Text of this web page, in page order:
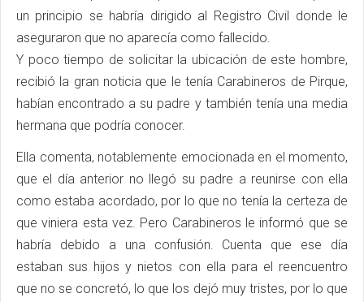
un principio se habría dirigido al Registro Civil donde le
aseguraron que no aparecía como fallecido.
Y poco tiempo de solicitar la ubicación de este hombre,
recibió la gran noticia que le tenía Carabineros de Pirque,
habían encontrado a su padre y también tenía una media
hermana que podría conocer.
Ella comenta, notablemente emocionada en el momento,
que el día anterior no llegó su padre a reunirse con ella
como estaba acordado, por lo que no tenía la certeza de
que viniera esta vez. Pero Carabineros le informó que se
habría debido a una confusión. Cuenta que ese día
estaban sus hijos y nietos con ella para el reencuentro
que no se concretó, lo que los dejó muy tristes, por lo que